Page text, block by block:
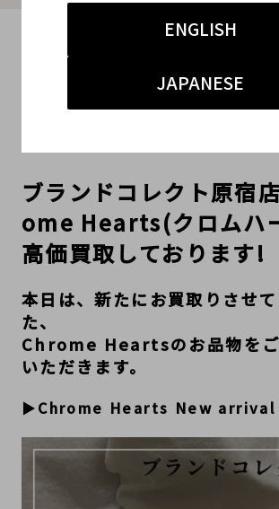
ENGLISH
JAPANESE
#高価買取
ブランドコレクト原宿
ome Hearts(クロムハ
高価買取しております!
本日は、新たにお買取りさせ
た、
Chrome Heartsのお品物をご
いただきます。
▶Chrome Hearts New arrival